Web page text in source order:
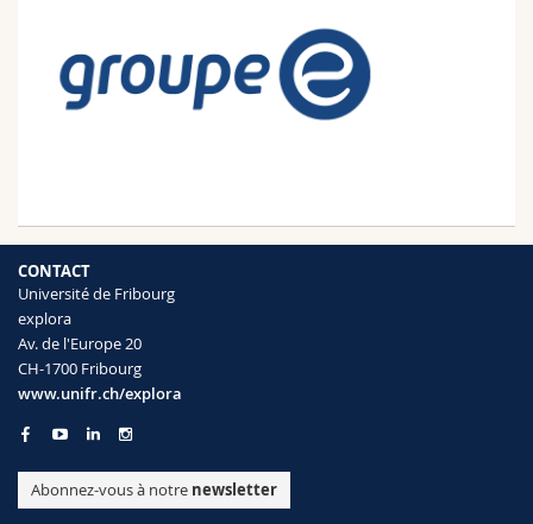
CONTACT
Université de Fribourg
explora
Av. de l'Europe 20
CH-1700 Fribourg
www.unifr.ch/explora
Abonnez-vous à notre newsletter